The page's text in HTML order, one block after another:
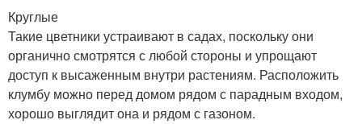
Круглые
Такие цветники устраивают в садах, поскольку они
органично смотрятся с любой стороны и упрощают
доступ к высаженным внутри растениям. Расположить
клумбу можно перед домом рядом с парадным входом,
хорошо выглядит она и рядом с газоном.